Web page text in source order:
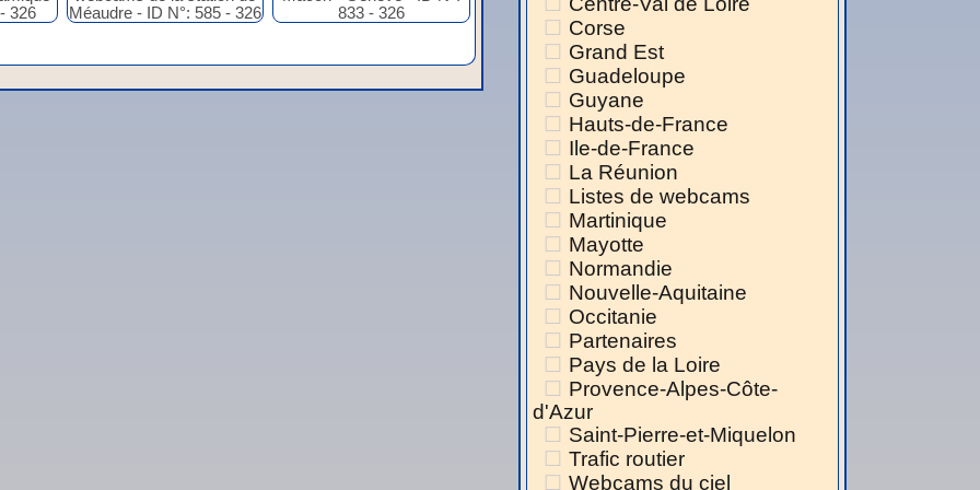
Corse
Grand Est
Guadeloupe
Guyane
Hauts-de-France
Ile-de-France
La Réunion
Listes de webcams
Martinique
Mayotte
Normandie
Nouvelle-Aquitaine
Occitanie
Partenaires
Pays de la Loire
Provence-Alpes-Côte-
d'Azur
Saint-Pierre-et-Miquelon
Trafic routier
Webcams du ciel